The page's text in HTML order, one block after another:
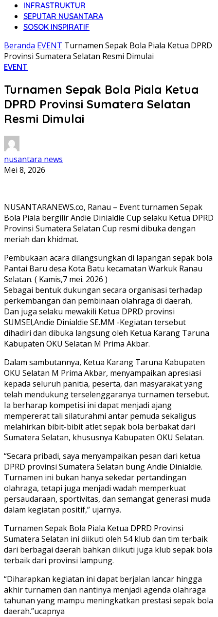
INFRASTRUKTUR
SEPUTAR NUSANTARA
SOSOK INSPIRATIF
Beranda EVENT Turnamen Sepak Bola Piala Ketua DPRD
Provinsi Sumatera Selatan Resmi Dimulai
EVENT
Turnamen Sepak Bola Piala Ketua
DPRD Provinsi Sumatera Selatan
Resmi Dimulai
nusantara news
Mei 8, 2026
NUSANTARANEWS.co, Ranau – Event turnamen Sepak
Bola Piala bergilir Andie Dinialdie Cup selaku Ketua DPRD
Provinsi Sumatera Selatan Cup resmi dibuka dengan
meriah dan khidmat.
Pembukaan acara dilangsungkan di lapangan sepak bola
Pantai Baru desa Kota Batu kecamatan Warkuk Ranau
Selatan. ( Kamis,7 mei. 2026 )
Sebagai bentuk dukungan secara organisasi terhadap
perkembangan dan pembinaan olahraga di daerah,
Dan juga selaku mewakili Ketua DPRD provinsi
SUMSEl,Andie Dinialdie SE.MM -Kegiatan tersebut
dihadiri dan dibuka langsung oleh Ketua Karang Taruna
Kabupaten OKU Selatan M Prima Akbar.
Dalam sambutannya, Ketua Karang Taruna Kabupaten
OKU Selatan M Prima Akbar, menyampaikan apresiasi
kepada seluruh panitia, peserta, dan masyarakat yang
telah mendukung terselenggaranya turnamen tersebut.
Ia berharap kompetisi ini dapat menjadi ajang
mempererat tali silaturahmi antar pemuda sekaligus
melahirkan bibit-bibit atlet sepak bola berbakat dari
Sumatera Selatan, khususnya Kabupaten OKU Selatan.
“Secara pribadi, saya menyampaikan pesan dari ketua
DPRD provinsi Sumatera Selatan bung Andie Dinialdie.
Turnamen ini bukan hanya sekedar pertandingan
olahraga, tetapi juga menjadi wadah memperkuat
persaudaraan, sportivitas, dan semangat generasi muda
dalam kegiatan positif,” ujarnya.
Turnamen Sepak Bola Piala Ketua DPRD Provinsi
Sumatera Selatan ini diikuti oleh 54 klub dan tim terbaik
dari berbagai daerah bahkan diikuti juga klub sepak bola
terbaik dari provinsi lampung.
“Diharapkan kegiatan ini dapat berjalan lancar hingga
akhir turnamen dan nantinya menjadi agenda olahraga
tahunan yang mampu meningkatkan prestasi sepak bola
daerah.”ucapnya